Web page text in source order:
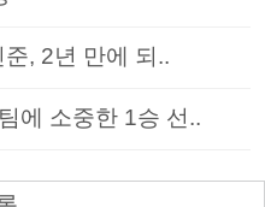
준, 2년 만에 되..
에 소중한 1승 선..